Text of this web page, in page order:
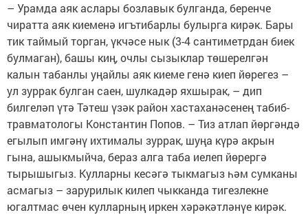
– Урамда аяк аслары бозлавык булганда, беренче
чиратта аяк киеменә игътибарлы булырга кирәк. Бары
тик таймый торган, үкчәсе нык (3-4 сантиметр­дан биек
булмаган), башы киң, очлы сызыклар төшерелгән
калын табанлы уңайлы аяк киеме генә киеп йөрегез –
ул зуррак булган саен, шулкадәр яхшырак, – дип
билгеләп үтә Тәтеш үзәк район хастаханәсенең табиб-
травматологы Константин Попов. – Тиз атлап йөргәндә
егылып имгәнү ихтималы зуррак, шуңа күрә акрын
гына, ашыкмыйча, бераз алга таба иелеп йөрергә
тырышыгыз. Кулларны кесәгә тыкмагыз һәм сумканы
асмагыз – зарурилык килеп чыкканда тигезлекне
югалтмас өчен кулларның иркен хәрәкәтләнүе кирәк.